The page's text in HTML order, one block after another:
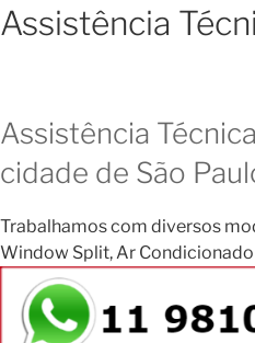
Assistência
Assistência
cidade de São
Trabalhamos com diversos
Window Split, Ar